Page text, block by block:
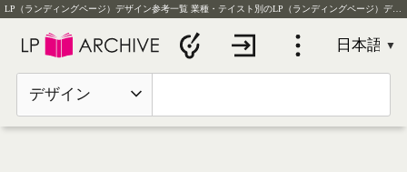
LP（ランディングページ）デザイン参考一覧 業種・テイスト別のLP（ランディングページ）デザイン実例を毎日更新
デザイン